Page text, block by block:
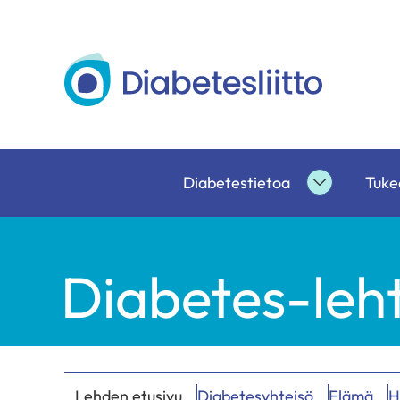
Diabetesliitto
Diabetestietoa
alasivut
Diabetes-